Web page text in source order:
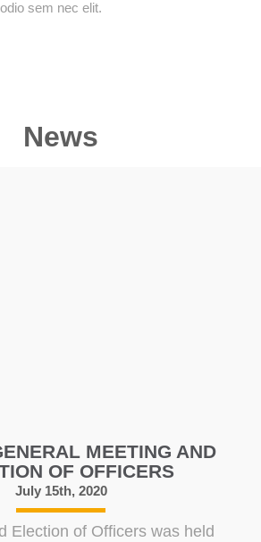
sem nec elit.
News
MEETING AND
OF OFFICERS
July 15th, 2020
Election of Officers was held